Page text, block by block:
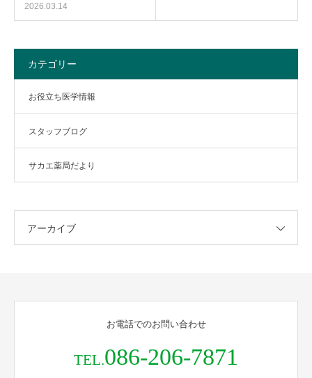
2026.03.14
カテゴリー
お役立ち医学情報
スタッフブログ
サカエ薬局だより
アーカイブ
お電話でのお問い合わせ
TEL.086-206-7871